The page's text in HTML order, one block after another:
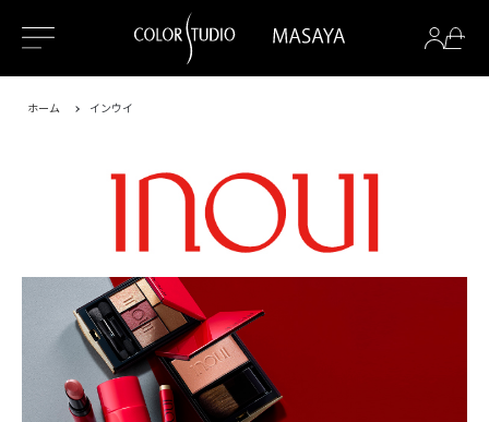
ホーム インウイ